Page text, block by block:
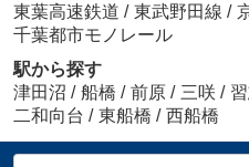
東葉高速鉄道 / 東武野田線 /
千葉都市モノレール
駅から探す
津田沼 / 船橋 / 前原 / 三咲 /
二和向台 / 東船橋 / 西船橋